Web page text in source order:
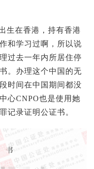
方签名吗？
生在香港，持有香港
和学习过啊，所以说
过去一年内所居住停
。办理这个中国的无
时间在中国期间都没
心CNPO也是使用她
记录证明公证书。